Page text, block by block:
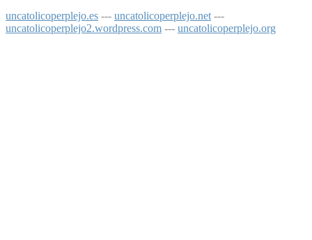
uncatolicoperplejo.es --- uncatolicoperplejo.net ---
uncatolicoperplejo2.wordpress.com --- uncatolicoperplejo.org